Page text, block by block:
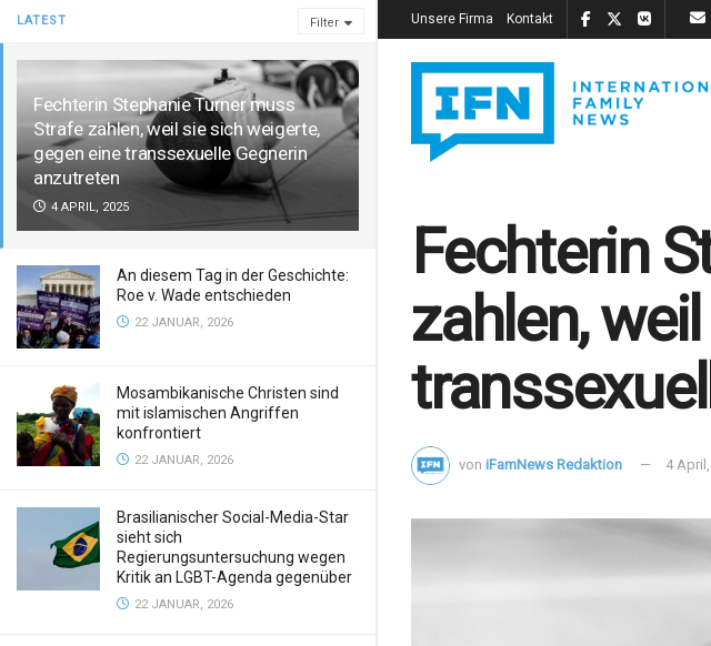
LATEST Filter
Fechterin Stephanie Turner muss
Strafe zahlen, weil sie sich weigerte,
gegen eine transsexuelle Gegnerin
anzutreten
4 APRIL, 2025
An diesem Tag in der Geschichte:
Roe v. Wade entschieden
22 JANUAR, 2026
Mosambikanische Christen sind
mit islamischen Angriffen
konfrontiert
22 JANUAR, 2026
Brasilianischer Social-Media-Star
sieht sich
Regierungsuntersuchung wegen
Kritik an LGBT-Agenda gegenüber
22 JANUAR, 2026
Unsere Firma Kontakt
Fechterin
zahlen,
von iFamNews Redaktion 4